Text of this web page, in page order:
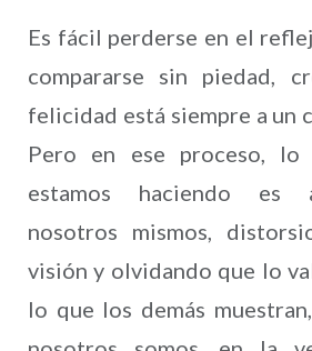
Es fácil perderse en el
compararse sin piedad,
felicidad está siempre a un
Pero en ese proceso, lo
estamos haciendo es
nosotros mismos,
visión y olvidando que lo
lo que los demás